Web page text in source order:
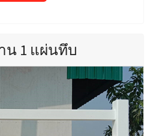
น 1 แผ่นทึบ